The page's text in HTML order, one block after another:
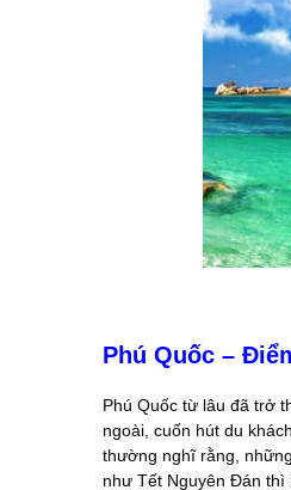
Phú Quốc –
Phú Quốc từ lâu đã trở
ngoài, cuốn hút du
thường nghĩ rằng,
như Tết Nguyên Đán thì